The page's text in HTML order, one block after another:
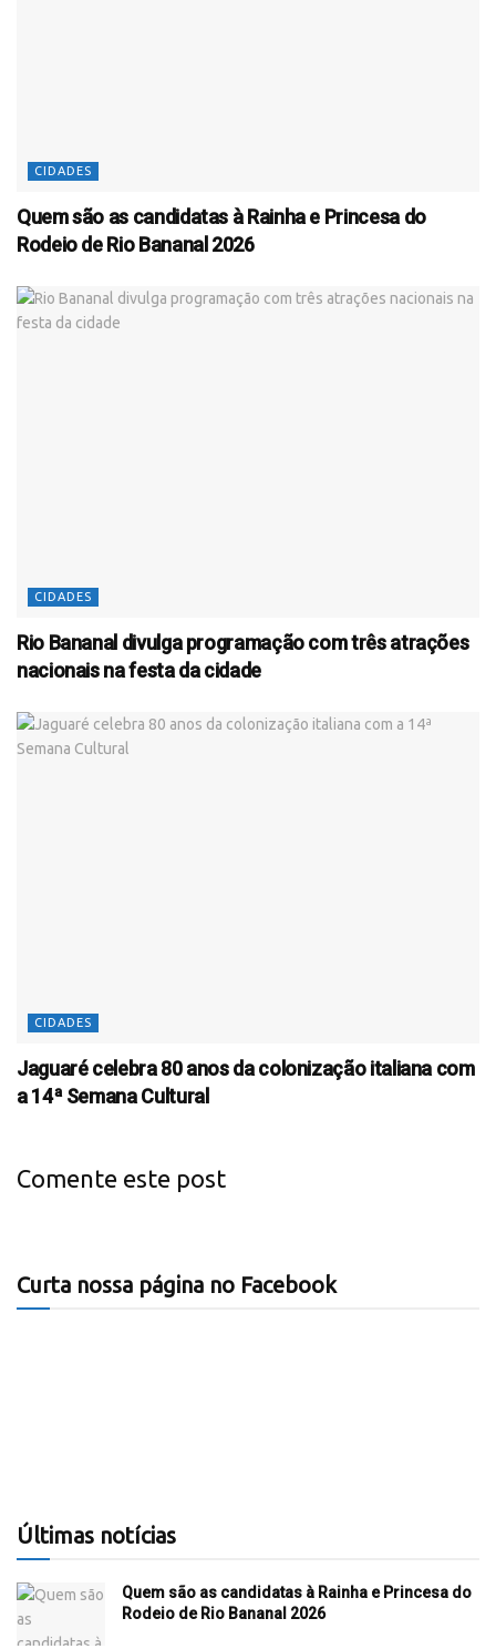
CIDADES
Quem são as candidatas à Rainha e Princesa do
Rodeio de Rio Bananal 2026
CIDADES
Rio Bananal divulga programação com três atrações
nacionais na festa da cidade
CIDADES
Jaguaré celebra 80 anos da colonização italiana com
a 14ª Semana Cultural
Comente este post
Curta nossa página no Facebook
Últimas notícias
Quem são as candidatas à Rainha e Princesa do
Rodeio de Rio Bananal 2026